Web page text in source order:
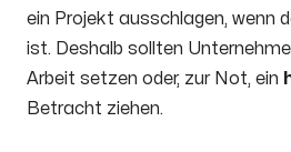
ein Projekt ausschlagen, wenn
ist. Deshalb sollten
Arbeit setzen oder, zur Not, ein
Betracht ziehen.